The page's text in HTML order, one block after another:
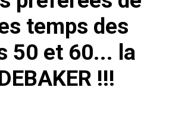
temps des
50 et 60... la
!!!